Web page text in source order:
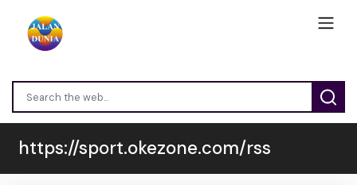
https://sport.okezone.com/rss